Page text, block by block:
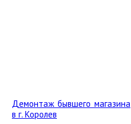
Демонтаж бывшего магазина
в г. Королев